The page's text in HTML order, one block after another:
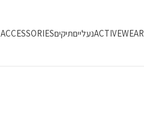
ACTIVEWEARנעלייםתיקיםACCESSORIES